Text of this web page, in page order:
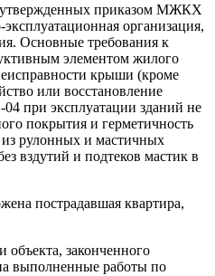
утвержденных приказом МЖКХ
организация,
Основные требования к
элементом жилого
крыши (кроме
или восстановление
при эксплуатации зданий не
покрытия и герметичность
рулонных и мастичных
вздутий и подтеков мастик в
пострадавшая квартира,
объекта, законченного
выполненные работы по